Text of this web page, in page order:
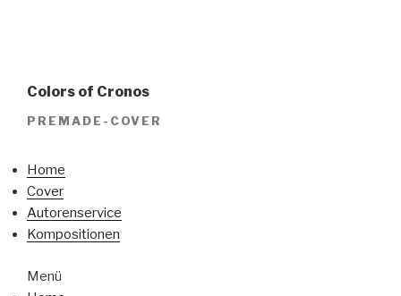
Colors of Cronos
PREMADE-COVER
Home
Cover
Autorenservice
Kompositionen
Menü